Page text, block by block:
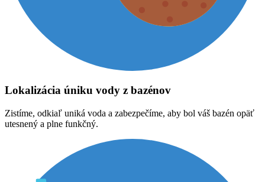
Lokalizácia úniku vody z bazénov
Zistíme, odkiaľ uniká voda a zabezpečíme, aby bol váš bazén opäť
utesnený a plne funkčný.